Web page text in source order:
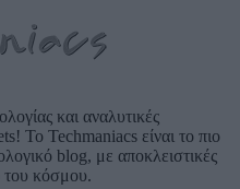
και αναλυτικές
Το Techmaniacs είναι το πιο
blog, με αποκλειστικές
του κόσμου.